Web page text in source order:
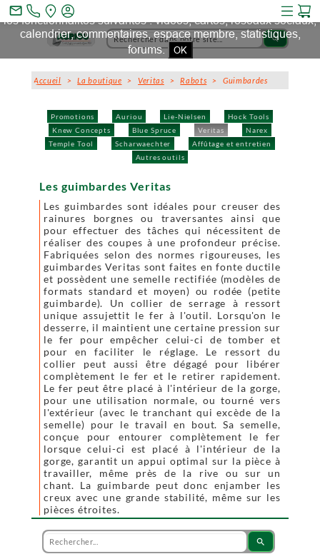
search
Promotions Auriou Lie-Nielsen
Hock Tools
Knew Concepts
Blue Spruce Veritas
Narex
Temple Tool
Scharwaechter
Affûtage et entretien
Autres outils
Accueil >La boutique >Veritas >Rabots > Guimbardes
Les guimbardes Veritas
Les guimbardes sont idéales pour creuser des
rainures borgnes ou traversantes ainsi que
pour effectuer des tâches qui nécessitent de
réaliser des coupes à une profondeur précise.
Fabriquées selon des normes rigoureuses, les
guimbardes Veritas sont faites en fonte ductile
et possèdent une semelle rectifiée (modèles de
formats standard et moyen) ou rodée (petite
guimbarde). Un collier de serrage à ressort
unique assujettit le fer à l'outil. Lorsqu'on le
desserre, il maintient une certaine pression sur
le fer pour empêcher celui-ci de tomber et
pour en faciliter le réglage. Le ressort du
collier peut aussi être dégagé pour libérer
complètement le fer et le retirer rapidement.
Le fer peut être placé à l'intérieur de la gorge,
pour une utilisation normale, ou tourné vers
l'extérieur (avec le tranchant qui excède de la
semelle) pour le travail en bout. Sa semelle,
conçue pour entourer complètement le fer
lorsque celui-ci est placé à l'intérieur de la
gorge, garantit un appui optimal sur la pièce à
travailler, même près de la rive ou sur un
chant. La guimbarde peut donc enjamber les
creux avec une grande stabilité, même sur les
pièces étroites.
search
mail_outline
Ce site et des sites tiers qu'il utilise collectent des cookies pour
les fonctionnalités suivantes : vidéos, cartes, réseaux sociaux,
calendrier, commentaires, espace membre, statistiques,
forums. OK